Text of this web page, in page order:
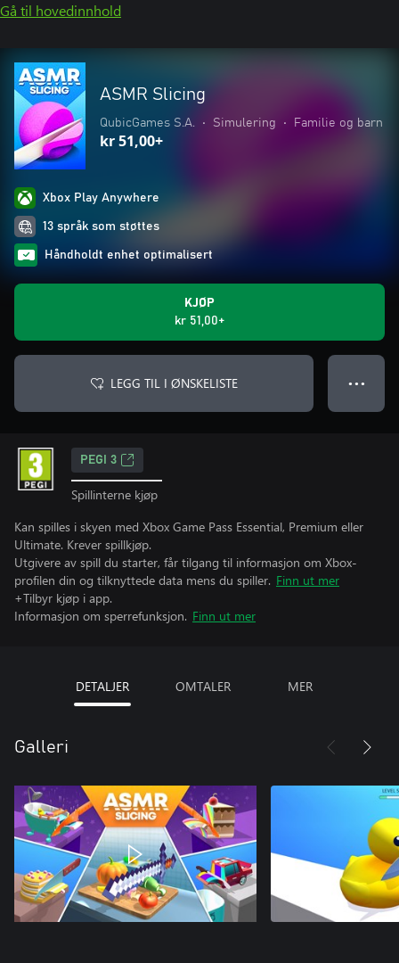
Gå til hovedinnhold
ASMR Slicing
QubicGames S.A. • Simulering • Familie og barn
kr 51,00+
Xbox Play Anywhere
13 språk som støttes
Håndholdt enhet optimalisert
KJØP
kr 51,00+
LEGG TIL I ØNSKELISTE ● ● ●
PEGI 3
Spillinterne kjøp
Kan spilles i skyen med Xbox Game Pass Essential, Premium eller
Ultimate. Krever spillkjøp.
Utgivere av spill du starter, får tilgang til informasjon om Xbox-
profilen din og tilknyttede data mens du spiller. Finn ut mer
+Tilbyr kjøp i app.
Informasjon om sperrefunksjon. Finn ut mer
DETALJER OMTALER MER
Galleri